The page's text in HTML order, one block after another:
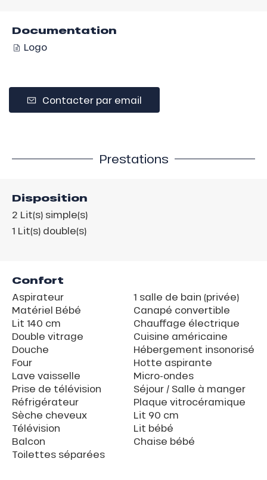
Documentation
Logo
Contacter par email
Prestations
Disposition
2 Lit(s) simple(s)
1 Lit(s) double(s)
Confort
Aspirateur
Matériel Bébé
Lit 140 cm
Double vitrage
Douche
Four
Lave vaisselle
Prise de télévision
Réfrigérateur
Sèche cheveux
Télévision
Balcon
Toilettes séparées
1 salle de bain (privée)
Canapé convertible
Chauffage électrique
Cuisine américaine
Hébergement insonorisé
Hotte aspirante
Micro-ondes
Séjour / Salle à manger
Plaque vitrocéramique
Lit 90 cm
Lit bébé
Chaise bébé